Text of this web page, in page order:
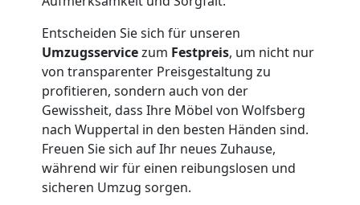
Entscheiden Sie sich für unseren
Umzugsservicezum Festpreis, um nicht nur
von transparenter Preisgestaltung zu
profitieren, sondern auch von der
Gewissheit, dass Ihre Möbel von Wolfsberg
nach Wuppertal in den besten Händen sind.
Freuen Sie sich auf Ihr neues Zuhause,
während wir für einen reibungslosen und
sicheren Umzug sorgen.
Umzüge
Wolfsberg
Vereinsumzug
Wolfsberg